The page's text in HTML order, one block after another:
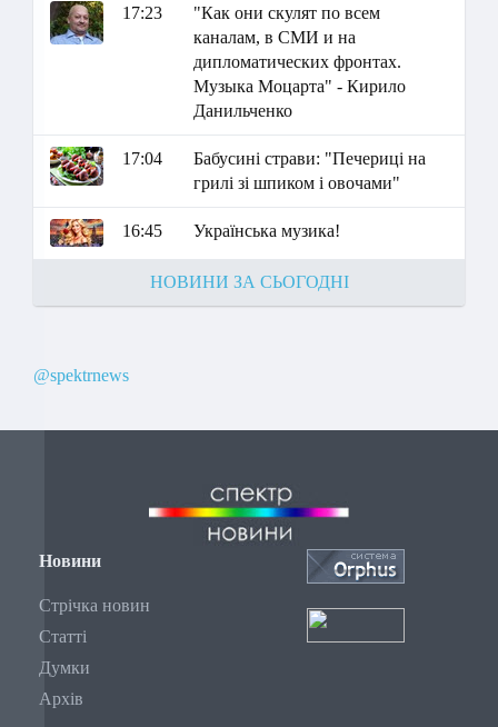
17:23
"Как они скулят по всем
каналам, в СМИ и на
дипломатических фронтах.
Музыка Моцарта" - Кирило
Данильченко
17:04
Бабусині страви: "Печериці на
грилі зі шпиком і овочами"
16:45 Українська музика!
НОВИНИ ЗА СЬОГОДНІ
@spektrnews
Новини
Стрічка новин
Статті
Думки
Архів